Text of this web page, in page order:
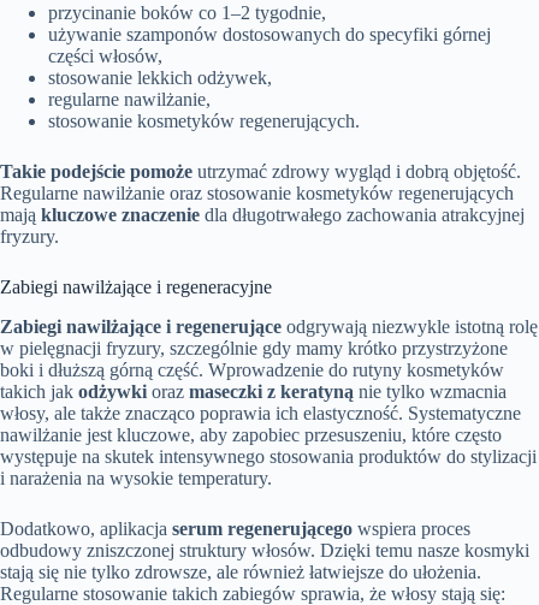
przycinanie boków co 1–2 tygodnie,
używanie szamponów dostosowanych do specyfiki górnej
części włosów,
stosowanie lekkich odżywek,
regularne nawilżanie,
stosowanie kosmetyków regenerujących.
Takie podejście pomoże utrzymać zdrowy wygląd i dobrą objętość.
Regularne nawilżanie oraz stosowanie kosmetyków regenerujących
mają kluczowe znaczenie dla długotrwałego zachowania atrakcyjnej
fryzury.
Zabiegi nawilżające i regeneracyjne
Zabiegi nawilżające i regenerujące odgrywają niezwykle istotną rolę
w pielęgnacji fryzury, szczególnie gdy mamy krótko przystrzyżone
boki i dłuższą górną część. Wprowadzenie do rutyny kosmetyków
takich jak odżywki oraz maseczki z keratyną nie tylko wzmacnia
włosy, ale także znacząco poprawia ich elastyczność. Systematyczne
nawilżanie jest kluczowe, aby zapobiec przesuszeniu, które często
występuje na skutek intensywnego stosowania produktów do stylizacji
i narażenia na wysokie temperatury.
Dodatkowo, aplikacja serum regenerującego wspiera proces
odbudowy zniszczonej struktury włosów. Dzięki temu nasze kosmyki
stają się nie tylko zdrowsze, ale również łatwiejsze do ułożenia.
Regularne stosowanie takich zabiegów sprawia, że włosy stają się: